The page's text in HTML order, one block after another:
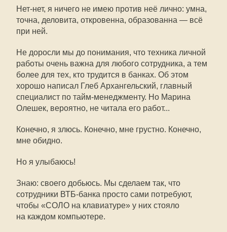
Нет-нет, я ничего не имею против неё лично: умна,
точна, деловита, откровенна, образованна — всё
при ней.
Не доросли мы до понимания, что техника личной
работы очень важна для любого сотрудника, а тем
более для тех, кто трудится в банках. Об этом
хорошо написал Глеб Архангельский, главный
специалист по тайм-менеджменту. Но Марина
Олешек, вероятно, не читала его работ...
Конечно, я злюсь. Конечно, мне грустно. Конечно,
мне обидно.
Но я улыбаюсь!
Знаю: своего добьюсь. Мы сделаем так, что
сотрудники ВТБ-банка просто сами потребуют,
чтобы «СОЛО на клавиатуре» у них стояло
на каждом компьютере.